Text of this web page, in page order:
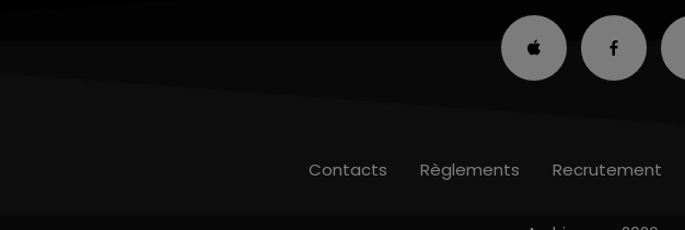
Contacts Règlements Recrutement